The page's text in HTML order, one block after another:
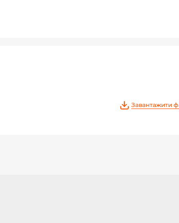
Завантажити